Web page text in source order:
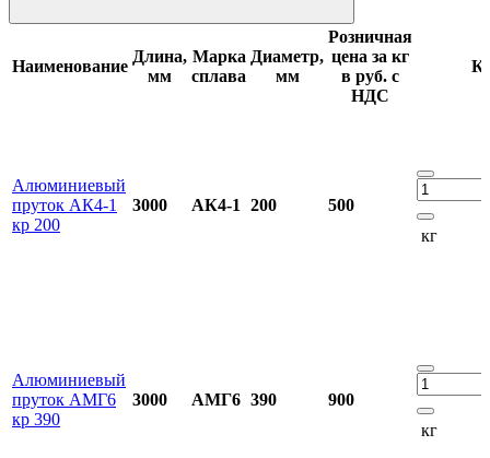
Наименование
Длина,
мм
Марка
сплава
Диаметр,
мм
Розничная
цена за кг
в руб. с
НДС
Алюминиевый
пруток АК4-1
кр 200
3000 АК4-1 200
500
кг
Алюминиевый
пруток АМГ6
кр 390
3000 АМГ6 390
900
кг